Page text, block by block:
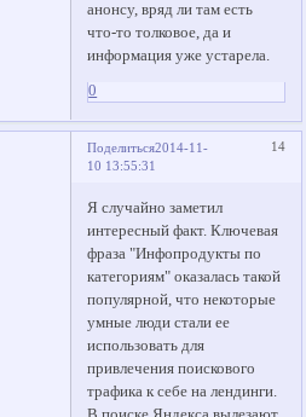
анонсу, вряд ли там есть
что-то толковое, да и
информация уже устарела.
0
Поделиться 14
2014-11-
10 13:55:31
Я случайно заметил
интересный факт. Ключевая
фраза "Инфопродукты по
категориям" оказалась такой
популярной, что некоторые
умные люди стали ее
использовать для
привлечения поискового
трафика к себе на лендинги.